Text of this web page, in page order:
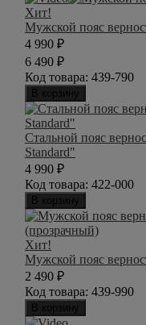
Хит!
Мужской пояс
4 990 ₽
6 490 ₽
Код товара: 439-790
В корзину
Стальной пояс
Standard"
4 990 ₽
Код товара: 422-000
В корзину
Хит!
Мужской пояс
2 490 ₽
Код товара: 439-990
В корзину